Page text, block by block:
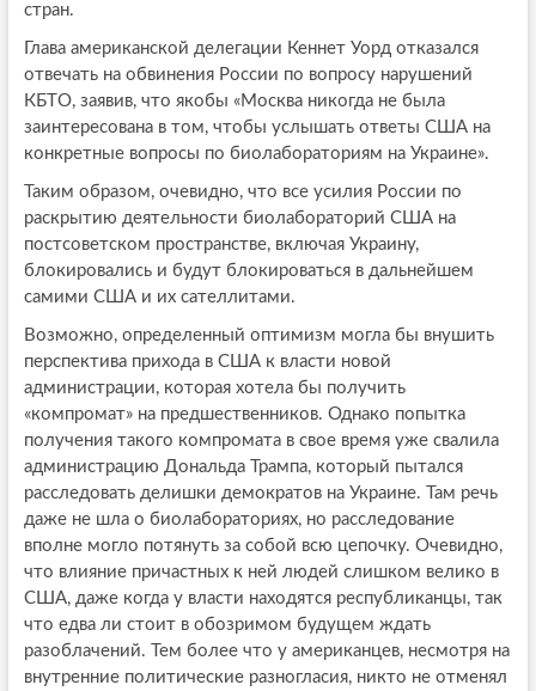
стран.
Глава американской делегации Кеннет Уорд отказался
отвечать на обвинения России по вопросу нарушений
КБТО, заявив, что якобы «Москва никогда не была
заинтересована в том, чтобы услышать ответы США на
конкретные вопросы по биолабораториям на Украине».
Таким образом, очевидно, что все усилия России по
раскрытию деятельности биолабораторий США на
постсоветском пространстве, включая Украину,
блокировались и будут блокироваться в дальнейшем
самими США и их сателлитами.
Возможно, определенный оптимизм могла бы внушить
перспектива прихода в США к власти новой
администрации, которая хотела бы получить
«компромат» на предшественников. Однако попытка
получения такого компромата в свое время уже свалила
администрацию Дональда Трампа, который пытался
расследовать делишки демократов на Украине. Там речь
даже не шла о биолабораториях, но расследование
вполне могло потянуть за собой всю цепочку. Очевидно,
что влияние причастных к ней людей слишком велико в
США, даже когда у власти находятся республиканцы, так
что едва ли стоит в обозримом будущем ждать
разоблачений. Тем более что у американцев, несмотря на
внутренние политические разногласия, никто не отменял